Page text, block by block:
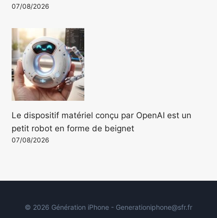
07/08/2026
Le dispositif matériel conçu par OpenAI est un
petit robot en forme de beignet
07/08/2026
© 2026 Génération iPhone - Generationiphone@sfr.fr